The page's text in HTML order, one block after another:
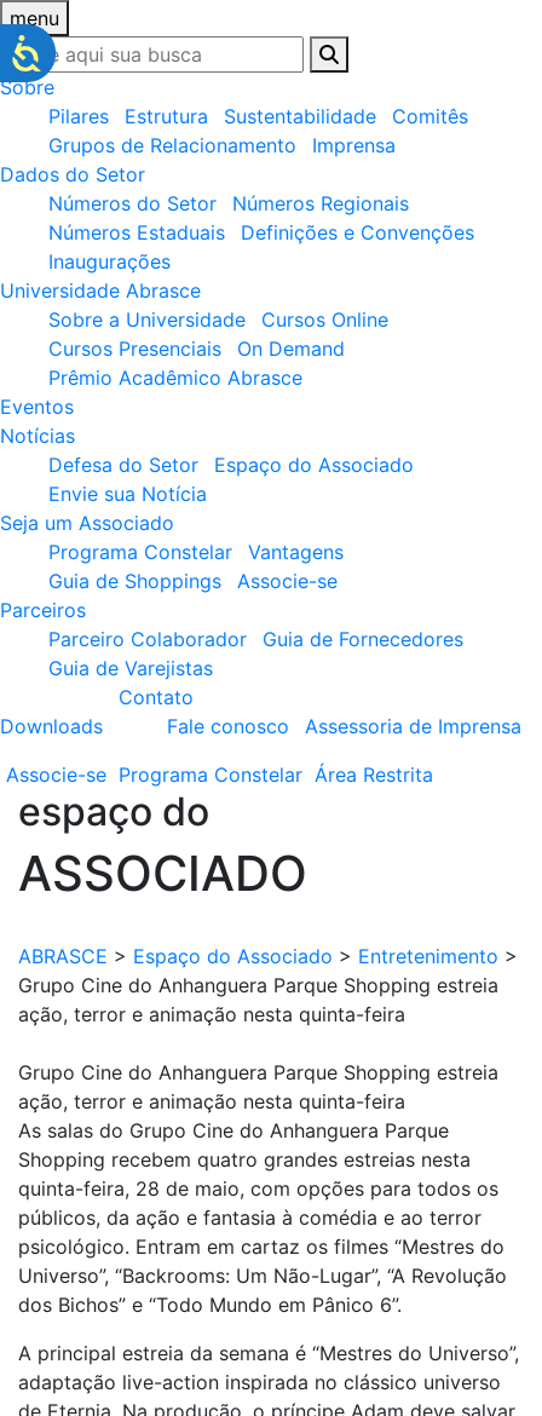
menu
Sobre
Pilares
Estrutura Sustentabilidade
Comitês
Grupos de Relacionamento
Imprensa
Dados do Setor
Números do Setor
Números Regionais
Números Estaduais
Definições e Convenções
Inaugurações
Universidade Abrasce
Sobre a Universidade
Cursos Online
Cursos Presenciais
On Demand
Prêmio Acadêmico Abrasce
Eventos
Notícias
Defesa do Setor
Espaço do Associado
Envie sua Notícia
Seja um Associado
Programa Constelar
Vantagens
Guia de Shoppings
Associe-se
Parceiros
Parceiro Colaborador
Guia de Fornecedores
Guia de Varejistas
Downloads
Contato
Fale conosco
Assessoria de Imprensa
Associe-se Programa Constelar Área Restrita
espaço do
ASSOCIADO
ABRASCE > Espaço do Associado > Entretenimento >
Grupo Cine do Anhanguera Parque Shopping estreia
ação, terror e animação nesta quinta-feira
Grupo Cine do Anhanguera Parque Shopping estreia
ação, terror e animação nesta quinta-feira
As salas do Grupo Cine do Anhanguera Parque
Shopping recebem quatro grandes estreias nesta
quinta-feira, 28 de maio, com opções para todos os
públicos, da ação e fantasia à comédia e ao terror
psicológico. Entram em cartaz os filmes “Mestres do
Universo”, “Backrooms: Um Não-Lugar”, “A Revolução
dos Bichos” e “Todo Mundo em Pânico 6”.
A principal estreia da semana é “Mestres do Universo”,
adaptação live-action inspirada no clássico universo
de Eternia. Na produção, o príncipe Adam deve salvar